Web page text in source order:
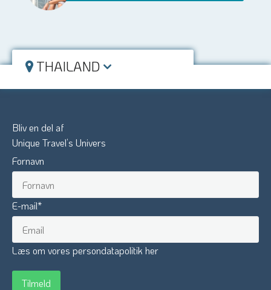
THAILAND
Bliv en del af
Unique Travel’s Univers
Fornavn
E-mail*
Læs om vores persondatapolitik her